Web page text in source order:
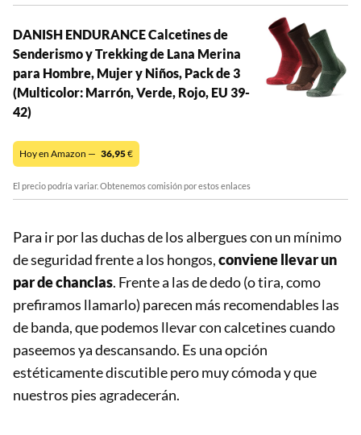
DANISH ENDURANCE Calcetines de
Senderismo y Trekking de Lana Merina
para Hombre, Mujer y Niños, Pack de 3
(Multicolor: Marrón, Verde, Rojo, EU 39-
42)
Hoy en Amazon — 36,95€
El precio podría variar. Obtenemos comisión por estos enlaces
Para ir por las duchas de los albergues con un mínimo
de seguridad frente a los hongos,conviene llevar un
par de chanclas. Frente a las de dedo (o tira, como
prefiramos llamarlo) parecen más recomendables las
de banda, que podemos llevar con calcetines cuando
paseemos ya descansando. Es una opción
estéticamente discutible pero muy cómoda y que
nuestros pies agradecerán.